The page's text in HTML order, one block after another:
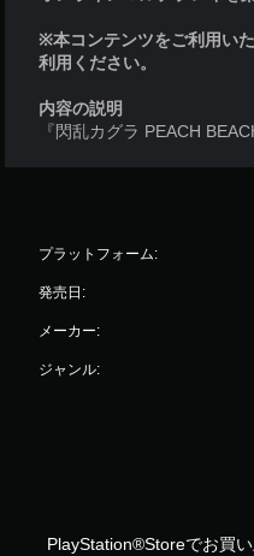
※本コンテンツをご利用い
利用ください。
内容の説明
『閃乱カグラ PEACH
プラットフォーム:
発売日:
メーカー:
ジャンル:
PlayStation®Storeでお買